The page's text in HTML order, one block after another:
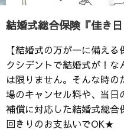
結婚式総合保険『佳き
【結婚式の万が一に備え
クシデントで結婚式が！な
は限りません。そんな時の
場のキャンセル料や、当日
補償に対応した結婚式総
回きりのお支払いでOK★